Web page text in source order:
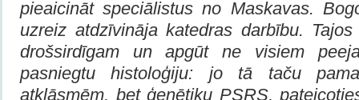
pieaicināt speciālistus no Maskavas.
uzreiz atdzīvināja katedras darbību.
drošsirdīgam un apgūt ne visiem
pasniegtu histoloģiju: jo tā taču
atklāsmēm, bet ģenētiku PSRS,